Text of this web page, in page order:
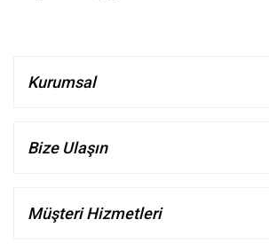
Kurumsal
Bize Ulaşın
Müşteri Hizmetleri